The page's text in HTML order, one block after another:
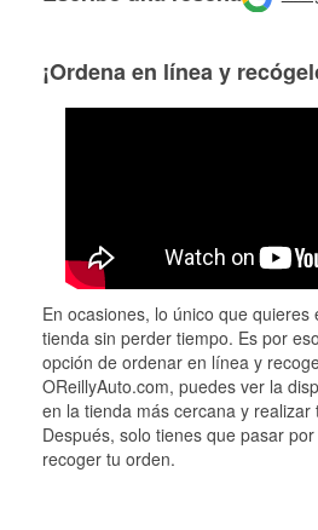
¡Ordena en línea y
En ocasiones, lo único que
tienda sin perder tiempo. Es por
opción de ordenar en línea y
OReillyAuto.com, puedes ver la
en la tienda más cercana y
Después, solo tienes que pasar
recoger tu orden.